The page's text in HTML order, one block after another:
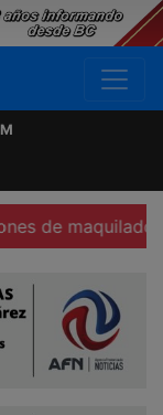
en